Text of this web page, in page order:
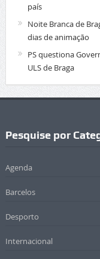
país
Noite Branca de
dias de animação
PS questiona
ULS de Braga
Pesquise por
Agenda
Barcelos
Desporto
Internacional